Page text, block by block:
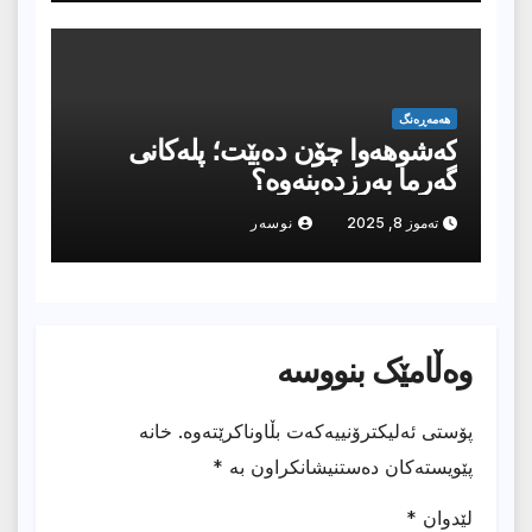
هەمەڕەنگ
کەشوهەوا چۆن دەبێت؛ پلەکانی
گەرما بەرزدەبنەوە؟
تەموز 8, 2025 نوسەر
وەڵامێک بنووسە
پۆستی ئەلیکترۆنییەکەت بڵاوناکرێتەوە. خانە
پێویستەکان دەستنیشانکراون بە *
لێدوان *